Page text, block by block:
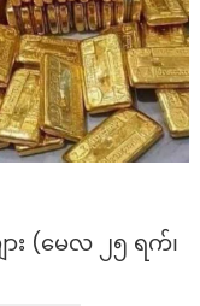
ပိုင်း
နောက်
ရ
ဒေါ်
လာ
စျေး၊
နှုန်း
များ
ား (မေလ ၂၅ ရက်၊